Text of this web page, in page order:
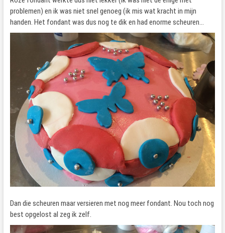
problemen) en ik was niet snel genoeg (ik mis wat kracht in mijn
handen. Het fondant was dus nog te dik en had enorme scheuren…
Dan die scheuren maar versieren met nog meer fondant. Nou toch nog
best opgelost al zeg ik zelf.